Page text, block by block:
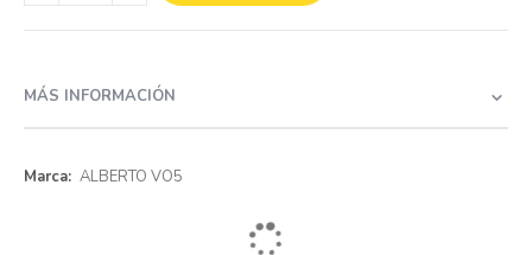
MÁS INFORMACIÓN
Más
ALBERTO VO5